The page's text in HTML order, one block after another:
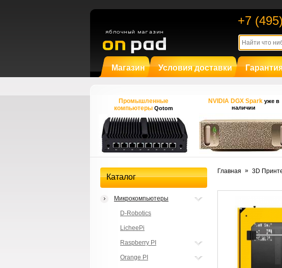
+7 (495)
Магазин Условия доставки
Промышленные
компьютерыQotom
NVIDIA DGX Spark уже в
наличии
Каталог
Микрокомпьютеры
D-Robotics
LicheePi
Raspberry PI
Orange PI
Главная » 3D